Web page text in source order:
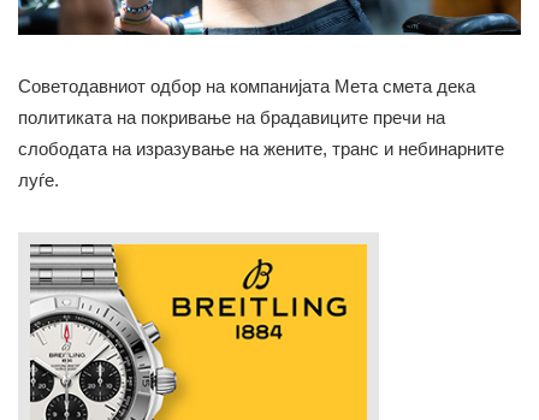
Советодавниот одбор на компанијата Мета смета дека
политиката на покривање на брадавиците пречи на
слободата на изразување на жените, транс и небинарните
луѓе.